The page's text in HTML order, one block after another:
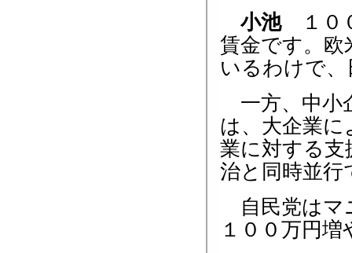
小池１００
賃金です。
いるわけで
一方、中小
は、大企業
業に対する支
治と同時並
自民党はマ
１００万円